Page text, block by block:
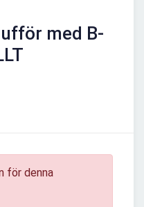
med B-
för denna